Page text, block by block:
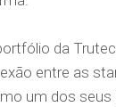
da
entre as
um dos